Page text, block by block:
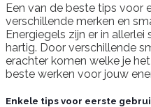
Een van de beste tips voor
verschillende merken en
Energiegels zijn er in
hartig. Door verschillende
erachter komen welke je
beste werken voor jouw
Enkele tips voor eerste